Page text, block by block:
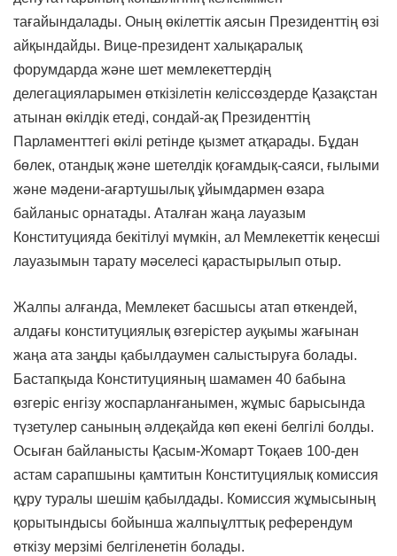
тағайындалады. Оның өкілеттік аясын Президенттің өзі
айқындайды. Вице-президент халықаралық
форумдарда және шет мемлекеттердің
делегацияларымен өткізілетін келіссөздерде Қазақстан
атынан өкілдік етеді, сондай-ақ Президенттің
Парламенттегі өкілі ретінде қызмет атқарады. Бұдан
бөлек, отандық және шетелдік қоғамдық-саяси, ғылыми
және мәдени-ағартушылық ұйымдармен өзара
байланыс орнатады. Аталған жаңа лауазым
Конституцияда бекітілуі мүмкін, ал Мемлекеттік кеңесші
лауазымын тарату мәселесі қарастырылып отыр.
Жалпы алғанда, Мемлекет басшысы атап өткендей,
алдағы конституциялық өзгерістер ауқымы жағынан
жаңа ата заңды қабылдаумен салыстыруға болады.
Бастапқыда Конституцияның шамамен 40 бабына
өзгеріс енгізу жоспарланғанымен, жұмыс барысында
түзетулер санының әлдеқайда көп екені белгілі болды.
Осыған байланысты Қасым-Жомарт Тоқаев 100-ден
астам сарапшыны қамтитын Конституциялық комиссия
құру туралы шешім қабылдады. Комиссия жұмысының
қорытындысы бойынша жалпыұлттық референдум
өткізу мерзімі белгіленетін болады.